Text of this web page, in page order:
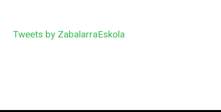
Tweets by ZabalarraEskola